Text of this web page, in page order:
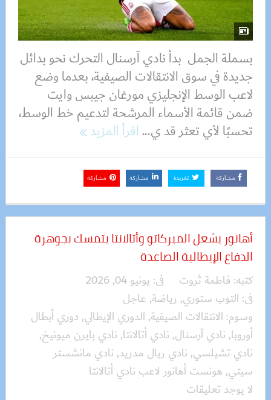
بسملة الجمل بدأ نادي آرسنال التحرك نحو بدائل
جديدة في سوق الانتقالات الصيفية، بعدما وضع
لاعب الوسط الإنجليزي مورغان جيبس وايت
ضمن قائمة الأسماء المرشحة لتدعيم خط الوسط،
تحسبًا لأي تعثر قد ي...اقرأ المزيد
مشاركة تغريدة مشاركة مشاركة
أهانور يشعل الميركاتو وأتالانتا يتمسك بجوهرة
الدفاع الإيطالية الصاعدة
كتبه: فاطمة ثروت فى: يونيو 04, 2026
فى: التوب ستوري, رياضة, عاجل
وسوم: الانتقالات الصيفية, الدوري الإيطالي, دوري أبطال
أوروبا, نادي آرسنال, نادي أتالانتا, نادي بايرن ميونيخ,
نادي تشيلسي, نادي ريال مدريد, نادي مانشستر
سيتي, هونست أهانور لاعب نادي أتالانتا
لا يوجد تعليقات